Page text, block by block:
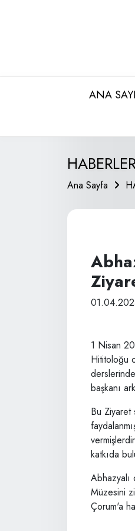
ANA
Ana Sayfa
1 Nisan
Hititoloğu
başkanı
Bu Ziyaret
katkıda
Abhazyalı
Müzesini
Çorum'a